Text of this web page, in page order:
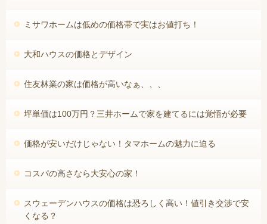
ミサワホームは低めの価格帯で実はお値打ち！
大和ハウスの価格とデザイン
住友林業の家は価格が高いなぁ、、、
坪単価は100万円？三井ホームで家を建てるには覚悟が必要
価格が安いだけじゃない！タマホームの魅力に迫る
コスパの高さなら大安心の家！
スウェーデンハウスの価格は恐ろしく高い！値引き交渉で安
くなる？